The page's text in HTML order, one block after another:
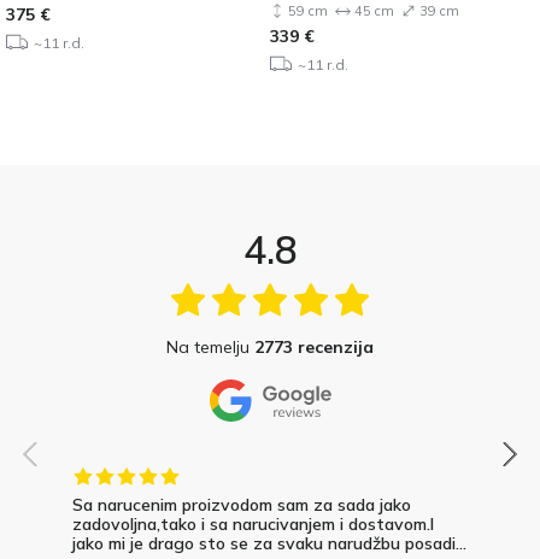
375 €
~11 r.d.
59 cm 45 cm 39 cm
339 €
~11 r.d.
4.8
Na temelju 2773 recenzija
Sa narucenim proizvodom sam za sada jako
zadovoljna,tako i sa narucivanjem i dostavom.I
jako mi je drago sto se za svaku narudžbu posadi...